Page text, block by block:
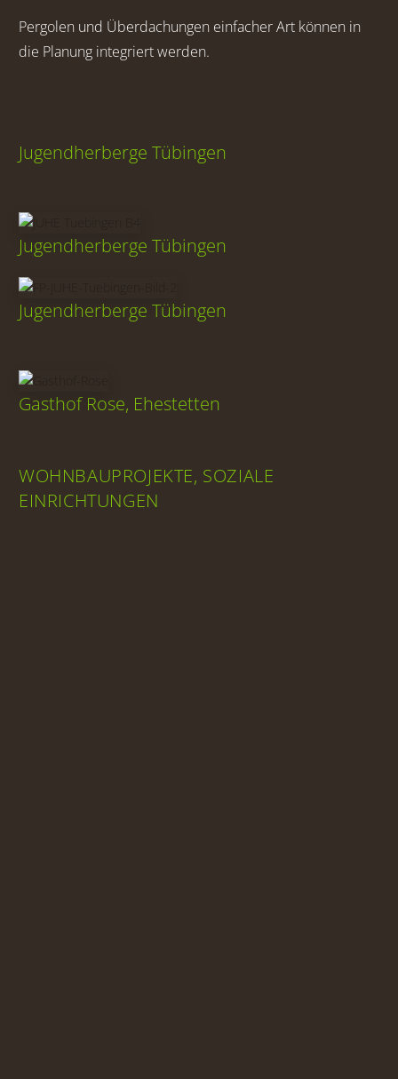
Pergolen und Überdachungen einfacher Art können in
die Planung integriert werden.
Jugendherberge Tübingen
Jugendherberge Tübingen
Jugendherberge Tübingen
Gasthof Rose, Ehestetten
WOHNBAUPROJEKTE, SOZIALE
EINRICHTUNGEN